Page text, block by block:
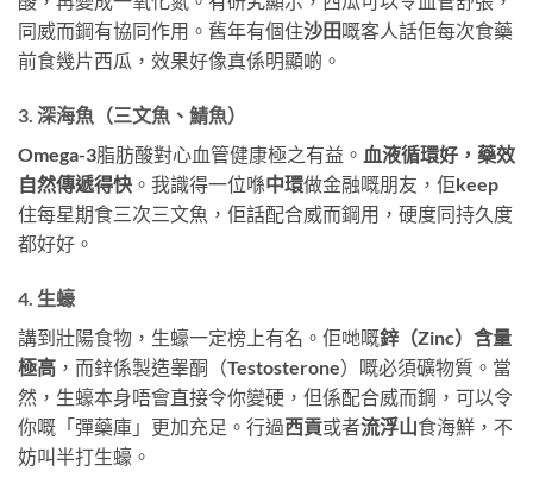
同威而鋼有協同作用。舊年有個住沙田 嘅客人話佢每次食藥
前食幾片西瓜，效果好像真係明顯啲。
3. 深海魚（三文魚、鯖魚）
Omega-3脂肪酸對心血管健康極之有益。 血液循環好，藥效
自然傳遞得快 。我識得一位喺中環做金融嘅朋友，佢keep
住每星期食三次三文魚，佢話配合威而鋼用，硬度同持久度
都好好。
4. 生蠔
講到壯陽食物，生蠔一定榜上有名。佢哋嘅鋅（Zinc）含量
極高 ，而鋅係製造睾酮（Testosterone）嘅必須礦物質。當
然，生蠔本身唔會直接令你變硬，但係配合威而鋼，可以令
你嘅「彈藥庫」更加充足。行過西貢或者流浮山食海鮮，不
妨叫半打生蠔。